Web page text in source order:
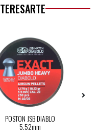
POSTON JSB DIABLO
5.52mm